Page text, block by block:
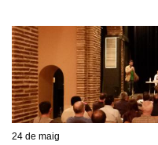
24 de maig